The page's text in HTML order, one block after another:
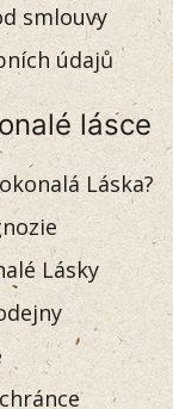
smlouvy
údajů
lásce
Láska?
Lásky